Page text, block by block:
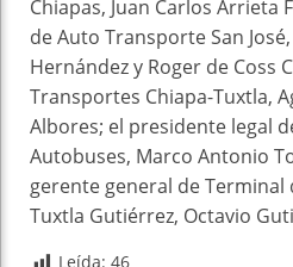
Chiapas, Juan Carlos Arrieta
de Auto Transporte San
Hernández y Roger de Coss
Transportes Chiapa-Tuxtla,
Albores; el presidente legal
Autobuses, Marco Antonio
gerente general de Terminal
Tuxtla Gutiérrez, Octavio
Leída: 46